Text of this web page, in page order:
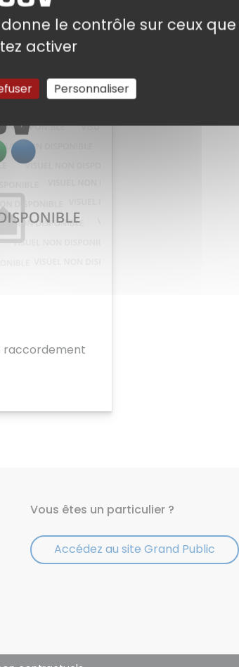
raccordement
Vous êtes un particulier ?
Accédez au site Grand Public
le contrôle sur ceux que
activer
Personnaliser